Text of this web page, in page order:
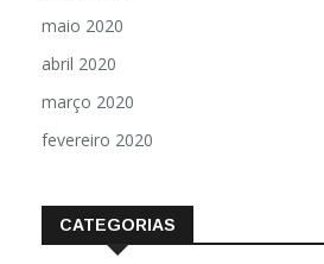
maio 2020
abril 2020
março 2020
fevereiro 2020
CATEGORIAS